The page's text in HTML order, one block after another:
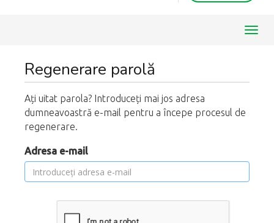
Regenerare parolă
Ați uitat parola? Introduceți mai jos adresa
dumneavoastră e-mail pentru a începe procesul de
regenerare.
Adresa e-mail